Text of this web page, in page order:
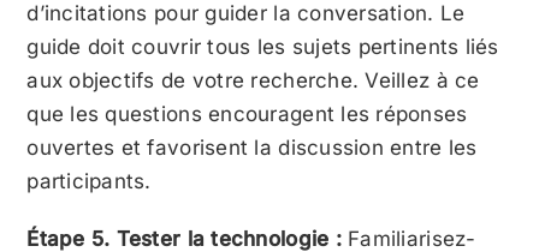
d’incitations pour guider la conversation. Le
guide doit couvrir tous les sujets pertinents liés
aux objectifs de votre recherche. Veillez à ce
que les questions encouragent les réponses
ouvertes et favorisent la discussion entre les
participants.
Étape 5. Tester la technologie :Familiarisez-